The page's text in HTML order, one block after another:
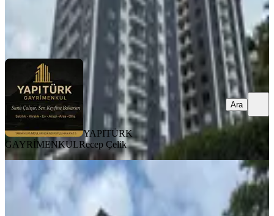
YAPITÜRK GAYRİMENKULRecep Çelik
YAPITÜRK
GAYRİMENKULRecep Çelik
Ara
Yapıtürk Gayrimenkul’den Kale
Mahallesi Arka Blok 7. Kat Satılık
126 M² 3+1 Daire